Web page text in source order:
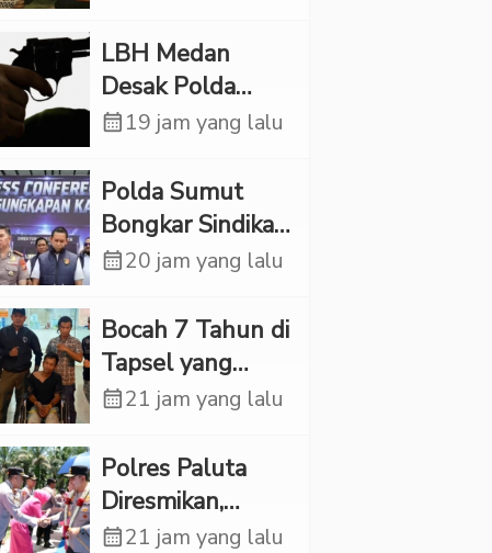
KPKNL dan
PUPN Mangkir
LBH Medan
Desak Polda
Sumut Usut
Lorenza
calendar_month19 jam yang lalu
Polda Sumut
Bongkar Sindikat
Scamming
Korban Rugi
Rp6,7 Miliar
calendar_month20 jam yang lalu
Bocah 7 Tahun di
Tapsel yang
Ditemukan
Ternyata Korban
Kekerasan
Seksual
calendar_month21 jam yang lalu
Polres Paluta
Diresmikan,
Begini
calendar_month21 jam yang lalu